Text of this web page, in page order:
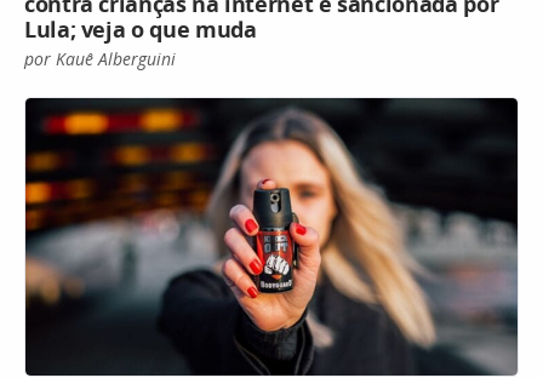
Lula; veja o que muda
por Kauê Alberguini